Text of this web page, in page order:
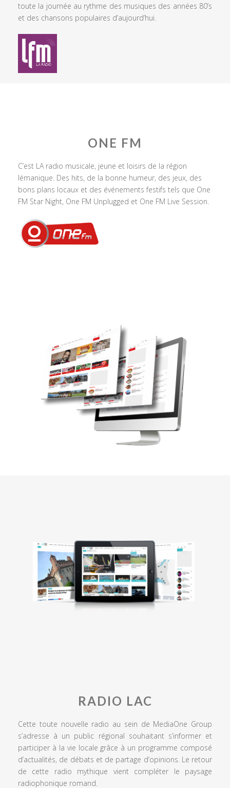
toute la journée au rythme des musiques des années 80’s
et des chansons populaires d’aujourd’hui.
ONE FM
C’est LA radio musicale, jeune et loisirs de la région
lémanique. Des hits, de la bonne humeur, des jeux, des
bons plans locaux et des événements festifs tels que One
FM Star Night, One FM Unplugged et One FM Live Session.
RADIO LAC
Cette toute nouvelle radio au sein de MediaOne Group
s’adresse à un public régional souhaitant s’informer et
participer à la vie locale grâce à un programme composé
d’actualités, de débats et de partage d’opinions. Le retour
de cette radio mythique vient compléter le paysage
radiophonique romand.